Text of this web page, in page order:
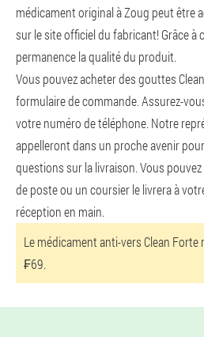
médicament original à Zoug peut être
sur le site officiel du fabricant! Grâce à
permanence la qualité du produit.
Vous pouvez acheter des gouttes
formulaire de commande. Assurez-
votre numéro de téléphone. Notre
appelleront dans un proche avenir
questions sur la livraison. Vous
de poste ou un coursier le livrera à
réception en main.
Le médicament anti-vers Clean
₣69.